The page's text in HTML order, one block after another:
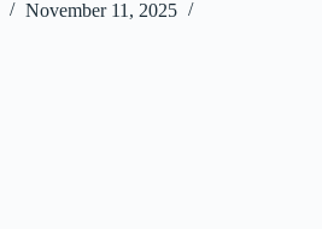
November 11, 2025